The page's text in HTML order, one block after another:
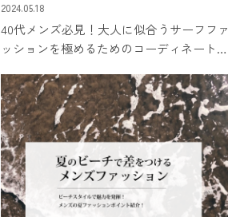
2024.05.18
40代メンズ必見！大人に似合うサーフファ
ッションを極めるためのコーディネート&